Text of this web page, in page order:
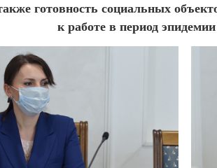
готовность социальных
к работе в период